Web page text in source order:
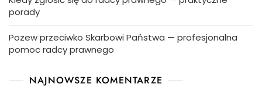
porady
Pozew przeciwko Skarbowi Państwa — profesjonalna
pomoc radcy prawnego
NAJNOWSZE KOMENTARZE